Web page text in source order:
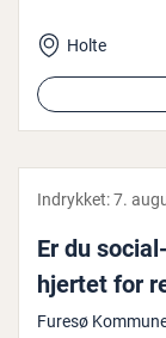
Holte
Indrykket:7.
Er du
hjertet for
Furesø